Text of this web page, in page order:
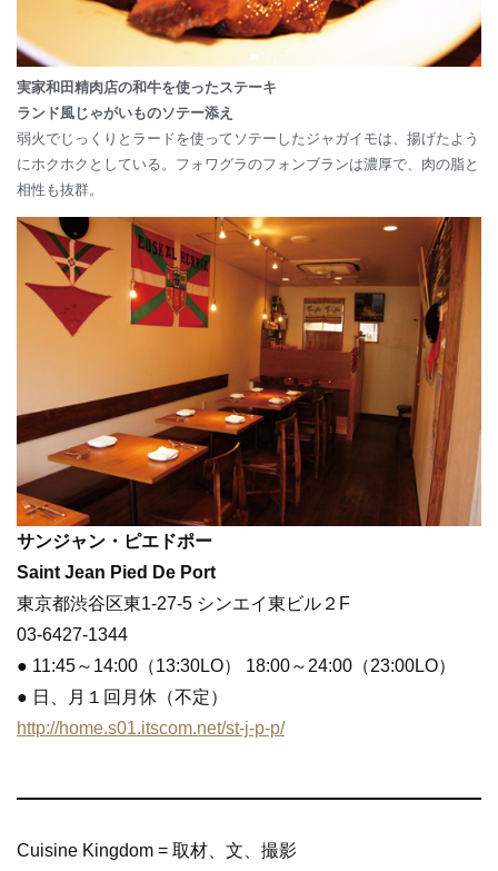
実家和田精肉店の和牛を使ったステーキ
ランド風じゃがいものソテー添え
弱火でじっくりとラードを使ってソテーしたジャガイモは、揚げたよう
にホクホクとしている。フォワグラのフォンブランは濃厚で、肉の脂と
相性も抜群。
サンジャン・ピエドポー
Saint Jean Pied De Port
東京都渋谷区東1-27-5 シンエイ東ビル２F
03-6427-1344
● 11:45～14:00（13:30LO） 18:00～24:00（23:00LO）
● 日、月１回月休（不定）
http://home.s01.itscom.net/st-j-p-p/
Cuisine Kingdom = 取材、文、撮影